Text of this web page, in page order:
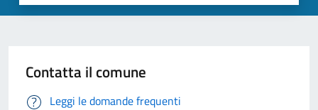
Contatta il comune
Leggi le domande frequenti